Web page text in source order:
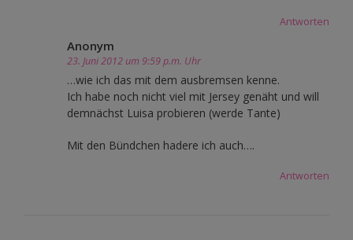
Antworten
Anonym
23. Juni 2012 um 9:59 p.m. Uhr
…wie ich das mit dem ausbremsen kenne.
Ich habe noch nicht viel mit Jersey genäht und will
demnächst Luisa probieren (werde Tante)
Mit den Bündchen hadere ich auch….
Antworten